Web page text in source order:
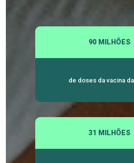
90 MILHÕES
de doses da vacina
31 MILHÕES